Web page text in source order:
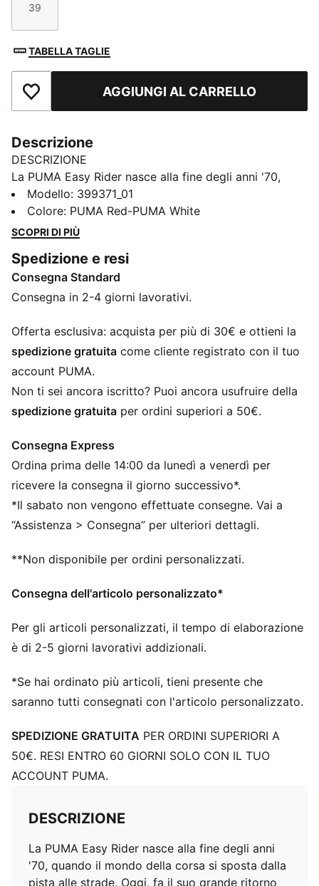
Taglia
39
TABELLA TAGLIE
Aggiungi ai PreferitiAGGIUNGI AL CARRELLO
Descrizione
DESCRIZIONE
La PUMA Easy Rider nasce alla fine degli anni '70,
quando il mondo della corsa si sposta dalla pista alle
strade. Oggi, fa il suo grande ritorno con un classico
profilo sottile e un aspetto vintage. Questa versione,
in pelle scamosciata, porterà sicuramente un tocco di
stile semplice e retrò a qualsiasi look!
CARATTERISTICHE + VANTAGGI
PUMA seguono una produzione responsabile
attraverso il Leather Working Group.
www.leatherworkinggroup.com
Tomaia a base di nylon
Rivestimenti in pelle scamosciata su gambale, punta e
Mascherina in nylon
Occhiello in pelle scamosciata
Tacco in pelle scamosciata con base in pelle sintetica
Linguetta in nylon
Striscia sagomata PUMA in pelle sintetica
PUMA per ragazzi: per bambini più grandi dagli otto ai
sedici anni
Modello: 399371_01
Colore: PUMA Red-PUMA White
SCOPRI DI PIÙ
Spedizione e resi
Consegna Standard
Consegna in 2-4 giorni lavorativi.
Offerta esclusiva: acquista per più di 30€ e ottieni la
spedizione gratuita come cliente registrato con il tuo
account PUMA.
Non ti sei ancora iscritto? Puoi ancora usufruire della
spedizione gratuita per ordini superiori a 50€.
Consegna Express
Ordina prima delle 14:00 da lunedì a venerdì per
ricevere la consegna il giorno successivo*.
*Il sabato non vengono effettuate consegne. Vai a
“Assistenza > Consegna” per ulteriori dettagli.
**Non disponibile per ordini personalizzati.
Consegna dell'articolo personalizzato*
Per gli articoli personalizzati, il tempo di elaborazione
è di 2-5 giorni lavorativi addizionali.
*Se hai ordinato più articoli, tieni presente che
saranno tutti consegnati con l'articolo personalizzato.
SPEDIZIONE GRATUITA PER ORDINI SUPERIORI A
50€. RESI ENTRO 60 GIORNI SOLO CON IL TUO
ACCOUNT PUMA.
DESCRIZIONE
La PUMA Easy Rider nasce alla fine degli anni
'70, quando il mondo della corsa si sposta dalla
pista alle strade. Oggi, fa il suo grande ritorno